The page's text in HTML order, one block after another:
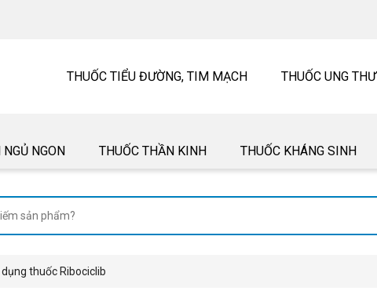
THUỐC TIỂU ĐƯỜNG, TIM MẠCH THUỐC UNG THƯ
NGỦ NGON THUỐC THẦN KINH THUỐC KHÁNG SINH
thuốc Ribociclib